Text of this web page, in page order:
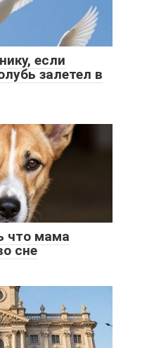
если
залетел в
что мама
сне